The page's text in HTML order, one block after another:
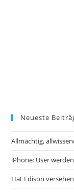
Neueste
Allmächtig,
iPhone: User
Hat Edison